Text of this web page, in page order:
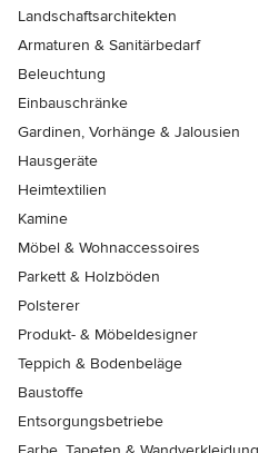
Landschaftsarchitekten
Armaturen & Sanitärbedarf
Beleuchtung
Einbauschränke
Gardinen, Vorhänge & Jalousien
Hausgeräte
Heimtextilien
Kamine
Möbel & Wohnaccessoires
Parkett & Holzböden
Polsterer
Produkt- & Möbeldesigner
Teppich & Bodenbeläge
Baustoffe
Entsorgungsbetriebe